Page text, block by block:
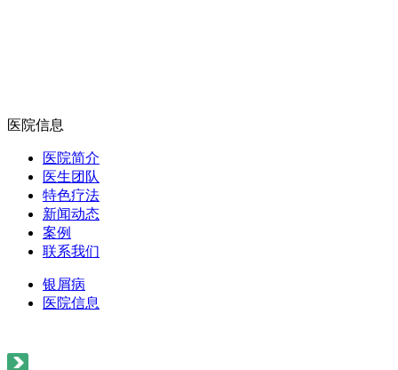
医院信息
医院简介
医生团队
特色疗法
新闻动态
案例
联系我们
银屑病
医院信息